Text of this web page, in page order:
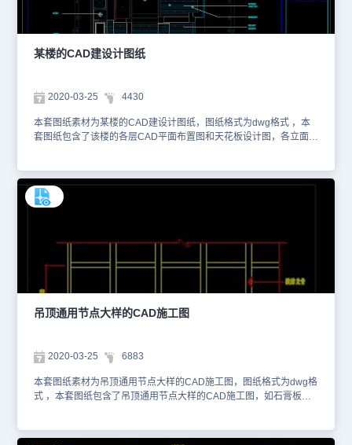
某楼的CAD建设计图纸
2020-03-25 4430
本套图纸素材为某楼的CAD建设计图纸，图纸格式为dwg格式 ，本
套图纸包含了该楼的各层CAD平面布置图和天花板设计图，各立面图
下。本图纸仅作为学习资料参考使用，请勿用于商业用途。
吊顶通用节点大样的CAD施工图
2020-03-25 6883
本套图纸素材为吊顶通用节点大样的CAD施工图，图纸格式为dwg格
式 ，本套图纸包含了吊顶通用节点大样的CAD施工图，如石膏板吊
纸。以下是为您截取的一些图纸预览图，如下。本图纸仅作为学习资